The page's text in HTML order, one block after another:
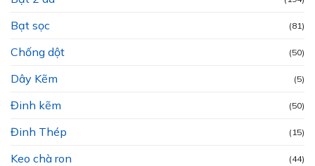
Bạt sọc (81)
Chống dột (50)
Dây Kẽm (5)
Đinh kẽm (50)
Đinh Thép (15)
Keo chà ron (44)